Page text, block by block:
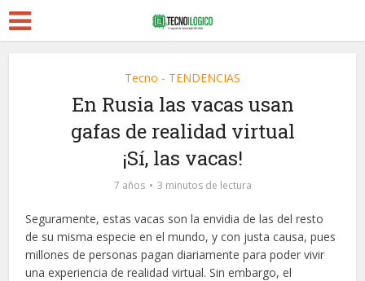
Tecno - TENDENCIAS
En Rusia las vacas usan
gafas de realidad virtual
¡Sí, las vacas!
7 años 3 minutos de lectura
Seguramente, estas vacas son la envidia de las del resto
de su misma especie en el mundo, y con justa causa, pues
millones de personas pagan diariamente para poder vivir
una experiencia de realidad virtual. Sin embargo, el